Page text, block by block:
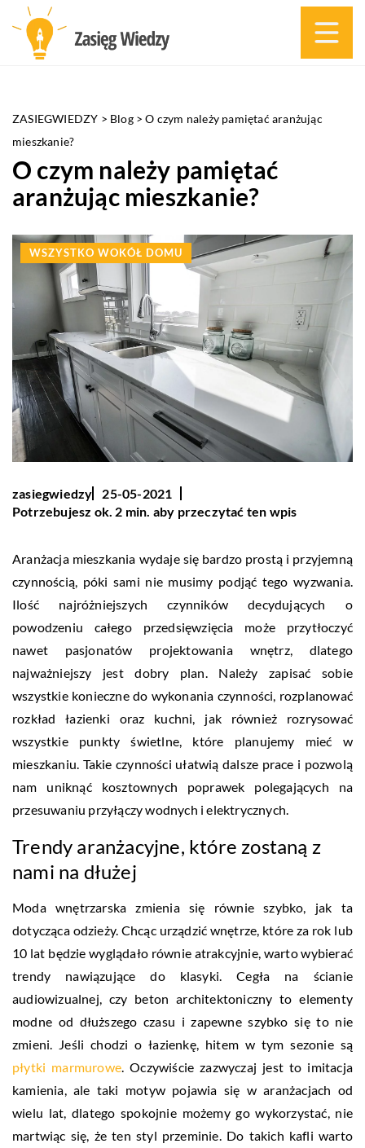
ZASIEGWIEDZY > Blog>O czym należy pamiętać aranżując
mieszkanie?
O czym należy pamiętać
aranżując mieszkanie?
WSZYSTKO WOKÓŁ DOMU
zasiegwiedzy
25-05-2021
Potrzebujesz ok. 2 min. aby przeczytać ten wpis
Aranżacja mieszkania wydaje się bardzo prostą i przyjemną
czynnością, póki sami nie musimy podjąć tego wyzwania.
Ilość najróżniejszych czynników decydujących o
powodzeniu całego przedsięwzięcia może przytłoczyć
nawet pasjonatów projektowania wnętrz, dlatego
najważniejszy jest dobry plan. Należy zapisać sobie
wszystkie konieczne do wykonania czynności, rozplanować
rozkład łazienki oraz kuchni, jak również rozrysować
wszystkie punkty świetlne, które planujemy mieć w
mieszkaniu. Takie czynności ułatwią dalsze prace i pozwolą
nam uniknąć kosztownych poprawek polegających na
przesuwaniu przyłączy wodnych i elektrycznych.
Trendy aranżacyjne, które zostaną z
nami na dłużej
Moda wnętrzarska zmienia się równie szybko, jak ta
dotycząca odzieży. Chcąc urządzić wnętrze, które za rok lub
10 lat będzie wyglądało równie atrakcyjnie, warto wybierać
trendy nawiązujące do klasyki. Cegła na ścianie
audiowizualnej, czy beton architektoniczny to elementy
modne od dłuższego czasu i zapewne szybko się to nie
zmieni. Jeśli chodzi o łazienkę, hitem w tym sezonie są
płytki marmurowe . Oczywiście zazwyczaj jest to imitacja
kamienia, ale taki motyw pojawia się w aranżacjach od
wielu lat, dlatego spokojnie możemy go wykorzystać, nie
martwiąc się, że ten styl przeminie. Do takich kafli warto